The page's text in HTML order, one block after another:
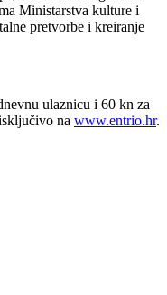
Ministarstva kulture i
pretvorbe i kreiranje
ulaznicu i 60 kn za
na www.entrio.hr.